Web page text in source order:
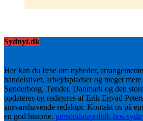
Sydnyt.dk
Her kan du læse om nyheder,
handelslivet, arbejdspladser og meget
Sønderborg, Tønder, Danmark og den
opdateres og redigeres af Erik Egvad
ansvarshavende redaktør. Kontakt os på
en god historie. persondatapolitik-hos-